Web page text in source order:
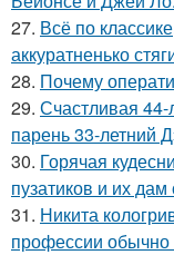
27. Всё по
аккуратненько
28. Почему
29. Счастливая
парень 33-летний
30. Горячая
пузатиков и их дам
31. Никита
профессии обычно